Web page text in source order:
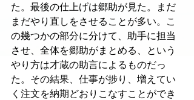
た。最後の仕上げは郷助が見た。まだ
まだやり直しをさせることが多い。こ
の幾つかの部分に分けて、助手に担当
させ、全体を郷助がまとめる、という
やり方は才蔵の助言によるものだっ
た。その結果、仕事が捗り、増えてい
く注文を納期どおりこなすことができ